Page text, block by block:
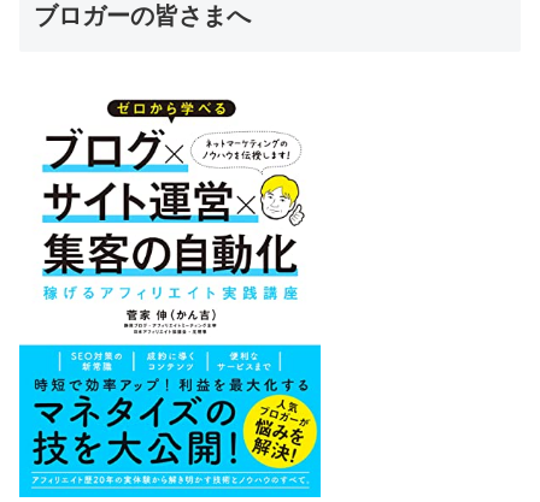
ブロガーの皆さまへ